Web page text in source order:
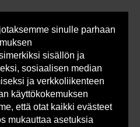
sinulle parhaan
sisällön ja
sosiaalisen median
ja verkkoliikenteen
käyttökokemuksen
että otat kaikki evästeet
mukauttaa asetuksia
> Uutiset >
Meillä on
luotettava kumppani